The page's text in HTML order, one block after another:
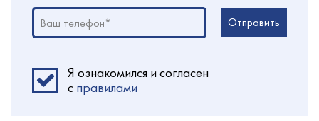
Контакты
Ваш телефон* Отправить
Я ознакомился и согласен
c правилами